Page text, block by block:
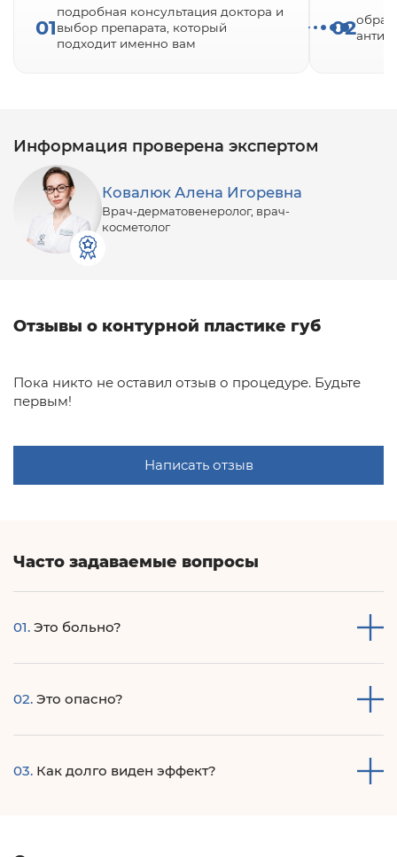
01
подробная консультация доктора и
выбор препарата, который
подходит именно вам
02
Информация проверена экспертом
Ковалюк Алена Игоревна
Врач-дерматовенеролог, врач-
косметолог
Отзывы о контурной пластике губ
Пока никто не оставил отзыв о процедуре. Будьте
первым!
Написать отзыв
Часто задаваемые вопросы
01. Это больно?
Мы используем безопасные препараты для анестезии,
благодаря которым процедура становится максимально
02. Это опасно?
Процедура абсолютно безопасна. Все препараты для
контурной пластики сертифицированы.
03. Как долго виден эффект?
сохранится на протяжении длительного времени - 6-18